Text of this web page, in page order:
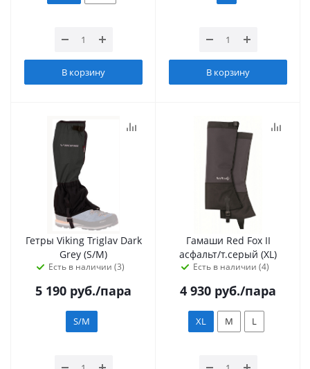
В корзину В корзину
Гетры Viking Triglav Dark
Grey (S/M)
Есть в наличии (3)
5 190 руб./пара
S/M
Гамаши Red Fox II
асфальт/т.серый (XL)
Есть в наличии (4)
4 930 руб./пара
XL M L